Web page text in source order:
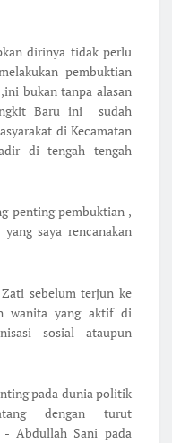
dirinya tidak perlu
pembuktian
bukan tanpa alasan
Baru ini sudah
di Kecamatan
di tengah tengah
penting pembuktian ,
saya rencanakan
sebelum terjun ke
wanita yang aktif di
sosial ataupun
pada dunia politik
dengan turut
- Abdullah Sani pada